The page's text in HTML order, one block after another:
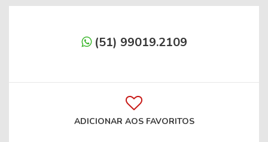
(51) 99019.2109
ADICIONAR AOS FAVORITOS